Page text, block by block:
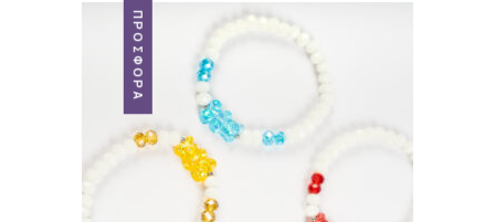
ΠΡΟΣΦΟΡΆ